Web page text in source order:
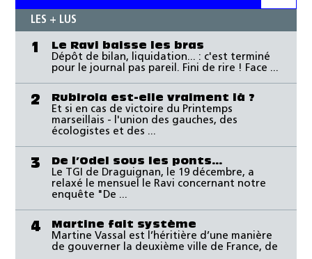
LES + LUS
1
Le Ravi baisse les bras
Dépôt de bilan, liquidation... : c'est terminé
pour le journal pas pareil. Fini de rire ! Face ...
2
Rubirola est-elle vraiment là ?
Et si en cas de victoire du Printemps
marseillais - l'union des gauches, des
écologistes et des ...
3
De l’Odel sous les ponts…
Le TGI de Draguignan, le 19 décembre, a
relaxé le mensuel le Ravi concernant notre
enquête "De ...
4
Martine fait système
Martine Vassal est l’héritière d’une manière
de gouverner la deuxième ville de France, de